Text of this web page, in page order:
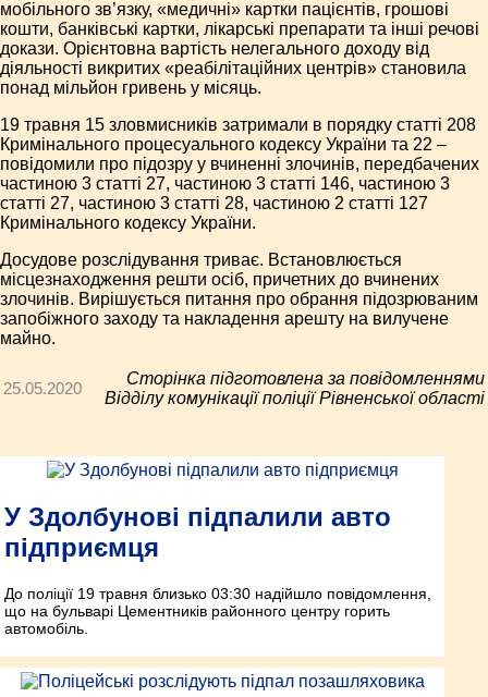
мобільного зв’язку, «медичні» картки пацієнтів, грошові
кошти, банківські картки, лікарські препарати та інші речові
докази. Орієнтовна вартість нелегального доходу від
діяльності викритих «реабілітаційних центрів» становила
понад мільйон гривень у місяць.
19 травня 15 зловмисників затримали в порядку статті 208
Кримінального процесуального кодексу України та 22 –
повідомили про підозру у вчиненні злочинів, передбачених
частиною 3 статті 27, частиною 3 статті 146, частиною 3
статті 27, частиною 3 статті 28, частиною 2 статті 127
Кримінального кодексу України.
Досудове розслідування триває. Встановлюється
місцезнаходження решти осіб, причетних до вчинених
злочинів. Вирішується питання про обрання підозрюваним
запобіжного заходу та накладення арешту на вилучене
майно.
25.05.2020
Сторінка підготовлена за повідомленнями
Відділу комунікації поліції Рівненської області
У Здолбунові підпалили авто
підприємця
До поліції 19 травня близько 03:30 надійшло повідомлення,
що на бульварі Цементників районного центру горить
автомобіль.